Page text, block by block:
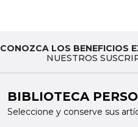
CONOZCA LOS BENEFICIOS
NUESTROS
BIBLIOTECA
Seleccione y conserve sus